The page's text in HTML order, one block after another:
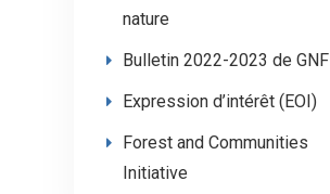
nature
Bulletin 2022-2023 de GNF
Expression d’intérêt (EOI)
Forest and Communities
Initiative